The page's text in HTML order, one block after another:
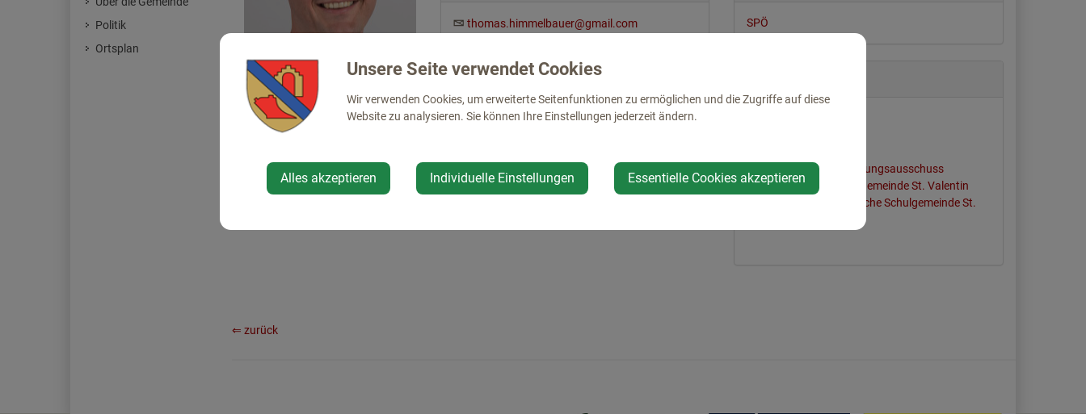
thomas.himmelbauer@gmail.com
Adresse
SPÖ
Infrastrukturentwicklungsausschuss
Vertreter Mittelschulgemeinde St. Valentin
Vertreter Polytechnische Schulgemeinde St.
⇐ zurück
Politik
Ortsplan
Unsere Seite verwendet Cookies
Wir verwenden Cookies, um erweiterte Seitenfunktionen zu ermöglichen und die Zugriffe auf diese
Website zu analysieren. Sie können Ihre Einstellungen jederzeit ändern.
Alles akzeptieren Individuelle Einstellungen Essentielle Cookies akzeptieren